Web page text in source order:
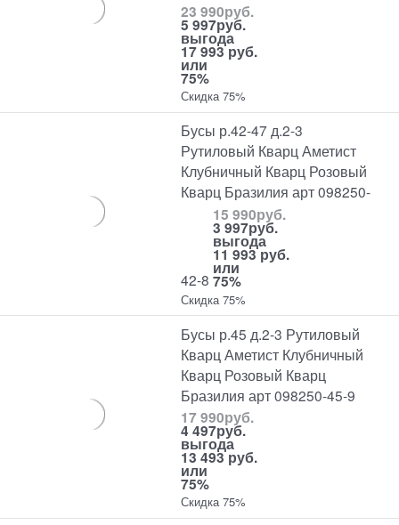
23 990руб.
5 997руб.
выгода
17 993 руб.
или
75%
Скидка 75%
Бусы р.42-47 д.2-3
Рутиловый Кварц Аметист
Клубничный Кварц Розовый
Кварц Бразилия арт 098250-
42-8
15 990руб.
3 997руб.
выгода
11 993 руб.
или
75%
Скидка 75%
Бусы р.45 д.2-3 Рутиловый
Кварц Аметист Клубничный
Кварц Розовый Кварц
Бразилия арт 098250-45-9
17 990руб.
4 497руб.
выгода
13 493 руб.
или
75%
Скидка 75%